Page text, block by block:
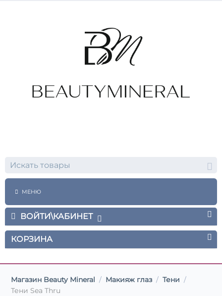
МЕНЮ
ВОЙТИ\КАБИНЕТ
КОРЗИНА
Магазин Beauty Mineral / Макияж глаз / Тени /
Тени Sea Thru